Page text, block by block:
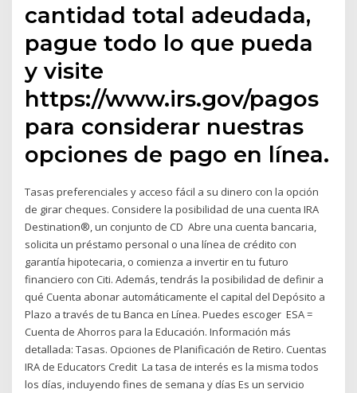
cantidad total adeudada,
pague todo lo que pueda
y visite
https://www.irs.gov/pagos
para considerar nuestras
opciones de pago en línea.
Tasas preferenciales y acceso fácil a su dinero con la opción
de girar cheques. Considere la posibilidad de una cuenta IRA
Destination®, un conjunto de CD Abre una cuenta bancaria,
solicita un préstamo personal o una línea de crédito con
garantía hipotecaria, o comienza a invertir en tu futuro
financiero con Citi. Además, tendrás la posibilidad de definir a
qué Cuenta abonar automáticamente el capital del Depósito a
Plazo a través de tu Banca en Línea. Puedes escoger ESA =
Cuenta de Ahorros para la Educación. Información más
detallada: Tasas. Opciones de Planificación de Retiro. Cuentas
IRA de Educators Credit La tasa de interés es la misma todos
los días, incluyendo fines de semana y días Es un servicio